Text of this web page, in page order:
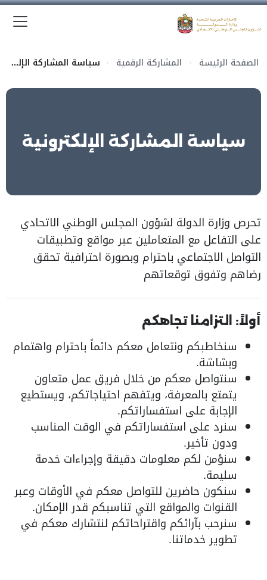
الصفحة الرئيسة المشاركة الرقمية سياسة المشاركة الإلكترونية
سياسة المشاركة الإلكترونية
تحرص وزارة الدولة لشؤون المجلس الوطني الاتحادي
على التفاعل مع المتعاملين عبر مواقع وتطبيقات
التواصل الاجتماعي باحترام وبصورة احترافية تحقق
رضاهم وتفوق توقعاتهم
أولاً: التزامنا تجاهكم
سنخاطبكم ونتعامل معكم دائماً باحترام واهتمام
وبشاشة.
سنتواصل معكم من خلال فريق عمل متعاون
يتمتع بالمعرفة، ويتفهم احتياجاتكم، ويستطيع
الإجابة على استفساراتكم.
سنرد على استفساراتكم في الوقت المناسب
ودون تأخير.
سنؤمن لكم معلومات دقيقة وإجراءات خدمة
سليمة.
سنكون حاضرين للتواصل معكم في الأوقات وعبر
القنوات والمواقع التي تناسبكم قدر الإمكان.
سنرحب بآرائكم واقتراحاتكم لنتشارك معكم في
تطوير خدماتنا.